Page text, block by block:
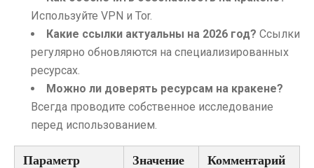
Используйте VPN и Tor.
Какие ссылки актуальны на 2026 год? Ссылки
регулярно обновляются на специализированных
ресурсах.
Можно ли доверять ресурсам на кракене?
Всегда проводите собственное исследование
перед использованием.
Параметр Значение Комментарий